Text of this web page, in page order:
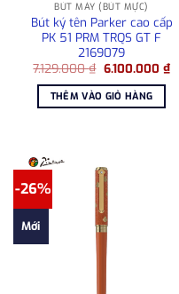
BÚT MÁY (BÚT MỰC)
Bút ký tên Parker cao cấp
PK 51 PRM TRQS GT F
2169079
7.129.000₫ Giá
là:
7.129.000 ₫.
6.100.000 ₫Giá
THÊM VÀO GIỎ HÀNG
-26%
Mới